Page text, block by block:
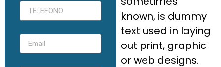
known, is dummy
text used in laying
out print, graphic
or web designs.